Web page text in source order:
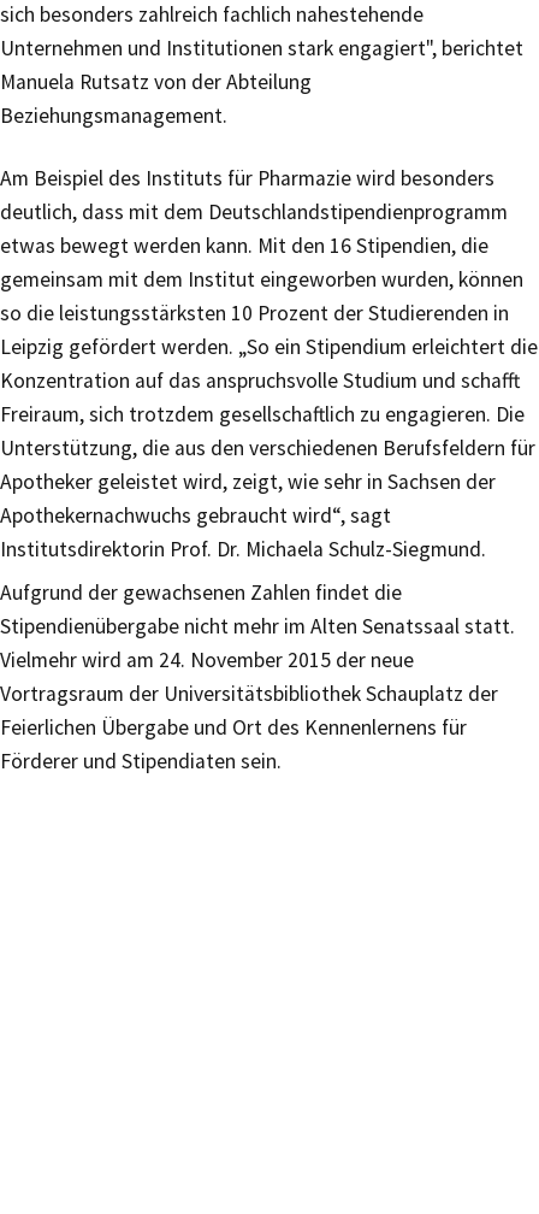
sich besonders zahlreich fachlich nahestehende
Unternehmen und Institutionen stark engagiert", berichtet
Manuela Rutsatz von der Abteilung
Beziehungsmanagement.
Am Beispiel des Instituts für Pharmazie wird besonders
deutlich, dass mit dem Deutschlandstipendienprogramm
etwas bewegt werden kann. Mit den 16 Stipendien, die
gemeinsam mit dem Institut eingeworben wurden, können
so die leistungsstärksten 10 Prozent der Studierenden in
Leipzig gefördert werden. „So ein Stipendium erleichtert die
Konzentration auf das anspruchsvolle Studium und schafft
Freiraum, sich trotzdem gesellschaftlich zu engagieren. Die
Unterstützung, die aus den verschiedenen Berufsfeldern für
Apotheker geleistet wird, zeigt, wie sehr in Sachsen der
Apothekernachwuchs gebraucht wird“, sagt
Institutsdirektorin Prof. Dr. Michaela Schulz-Siegmund.
Aufgrund der gewachsenen Zahlen findet die
Stipendienübergabe nicht mehr im Alten Senatssaal statt.
Vielmehr wird am 24. November 2015 der neue
Vortragsraum der Universitätsbibliothek Schauplatz der
Feierlichen Übergabe und Ort des Kennenlernens für
Förderer und Stipendiaten sein.